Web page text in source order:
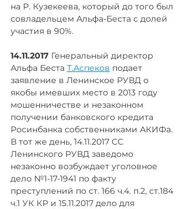
на Р. Кузекеева, который до того был
совладельцем Альфа-Беста с долей
участия в 90%.
14.11.2017 Генеральный директор
Альфа Беста Т.Аспеков подает
заявление в Ленинское РУВД о
якобы имевших место в 2013 году
мошенничестве и незаконном
получении банковского кредита
Росинбанка собственниками АКИФа.
В тот же день, 14.11.2017 СС
Ленинского РУВД заведомо
незаконно возбуждает уголовное
дело №1-17-1941 по факту
преступлений по ст. 166 ч.4. п.2, ст.184
ч.1 УК КР и 15.11.2017 дело для